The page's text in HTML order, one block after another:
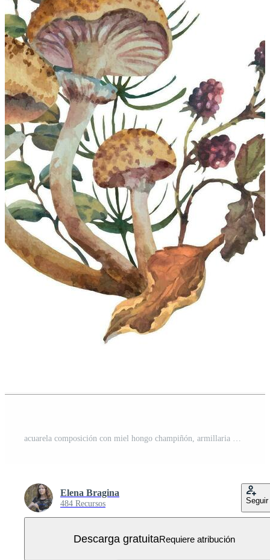
acuarela composición con miel hongo champiñón, armillaria mellea y bosque planta y bayas. mano dibujado seta ilustración Vector Gratis
Elena Bragina
484 Recursos Seguir
Descarga gratuitaRequiere atribución